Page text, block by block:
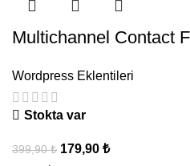
Multichannel Contact
Wordpress Eklentileri
Stokta var
399,90₺ 179,90 ₺